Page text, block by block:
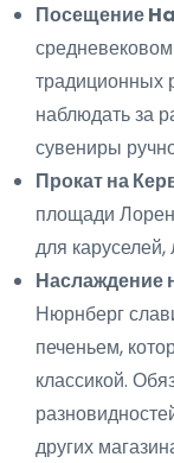
Посещение
традиционных
наблюдать за
сувениры
Прокат на
площади
для
Наслаждение
Нюрнберг
печеньем,
классикой.
других